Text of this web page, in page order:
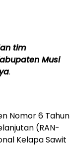
tim
Musi
.
Nomor 6 Tahun
(RAN-
Kelapa Sawit